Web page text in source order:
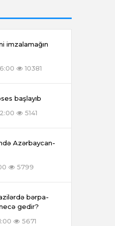
imzalamağın
10381
başlayıb
5141
Azərbaycan-
5799
bərpa-
gedir?
5671